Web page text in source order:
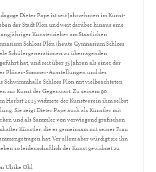
Dieter Pape ist seit Jahrzehnten im Kunst-
der Stadt Plön und weit darüber hinaus eine
Schloss Plön (heute Gymnasium Schloss
Schülergenerationen zu überragenden
hat, und seit über 35 Jahren als einer der
Plöner-Sommer-Ausstellungen und des
Schwimmhalle Schloss Plön mit vielbeachteten
zur Kunst der Gegenwart. Zu seinem 90.
Herbst 2025 widmete der Kunstverein ihm selbst
Sie zeigt Dieter Pape auch als Künstler mit
und als Sammler von vorwiegend grafischen
Künstler, die er gemeinsam mit seiner Frau
hat. Vor allem aber würdigt sie ihn
so leidenschaftlich der Kunst gewidmet zu
Ulrike Ohl